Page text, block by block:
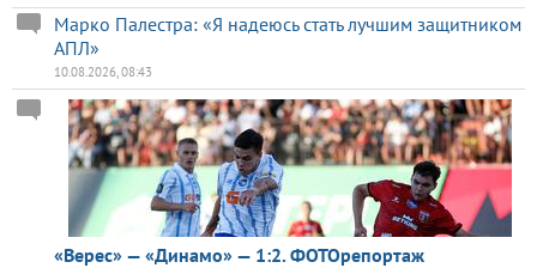
Марко Палестра: «Я надеюсь стать лучшим защитником
АПЛ»
10.08.2026, 08:43
«Верес» — «Динамо» — 1:2. ФОТОрепортаж